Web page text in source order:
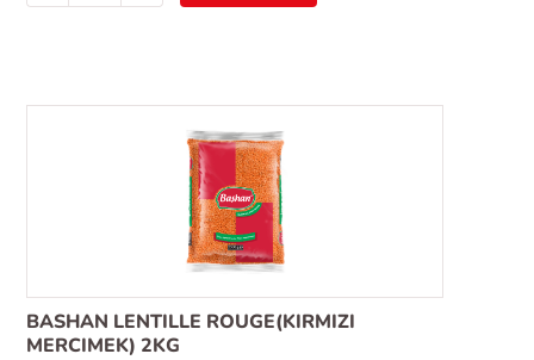
BASHAN LENTILLE ROUGE(KIRMIZI
MERCIMEK) 2KG